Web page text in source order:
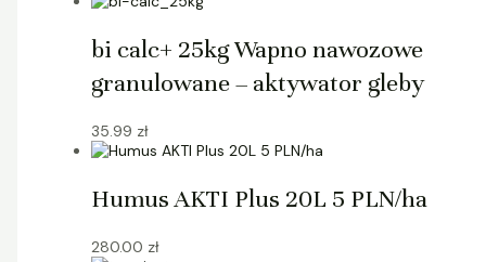
bi calc+ 25kg Wapno nawozowe
granulowane – aktywator gleby
35.99 zł
Humus AKTI Plus 20L 5 PLN/ha
280.00 zł